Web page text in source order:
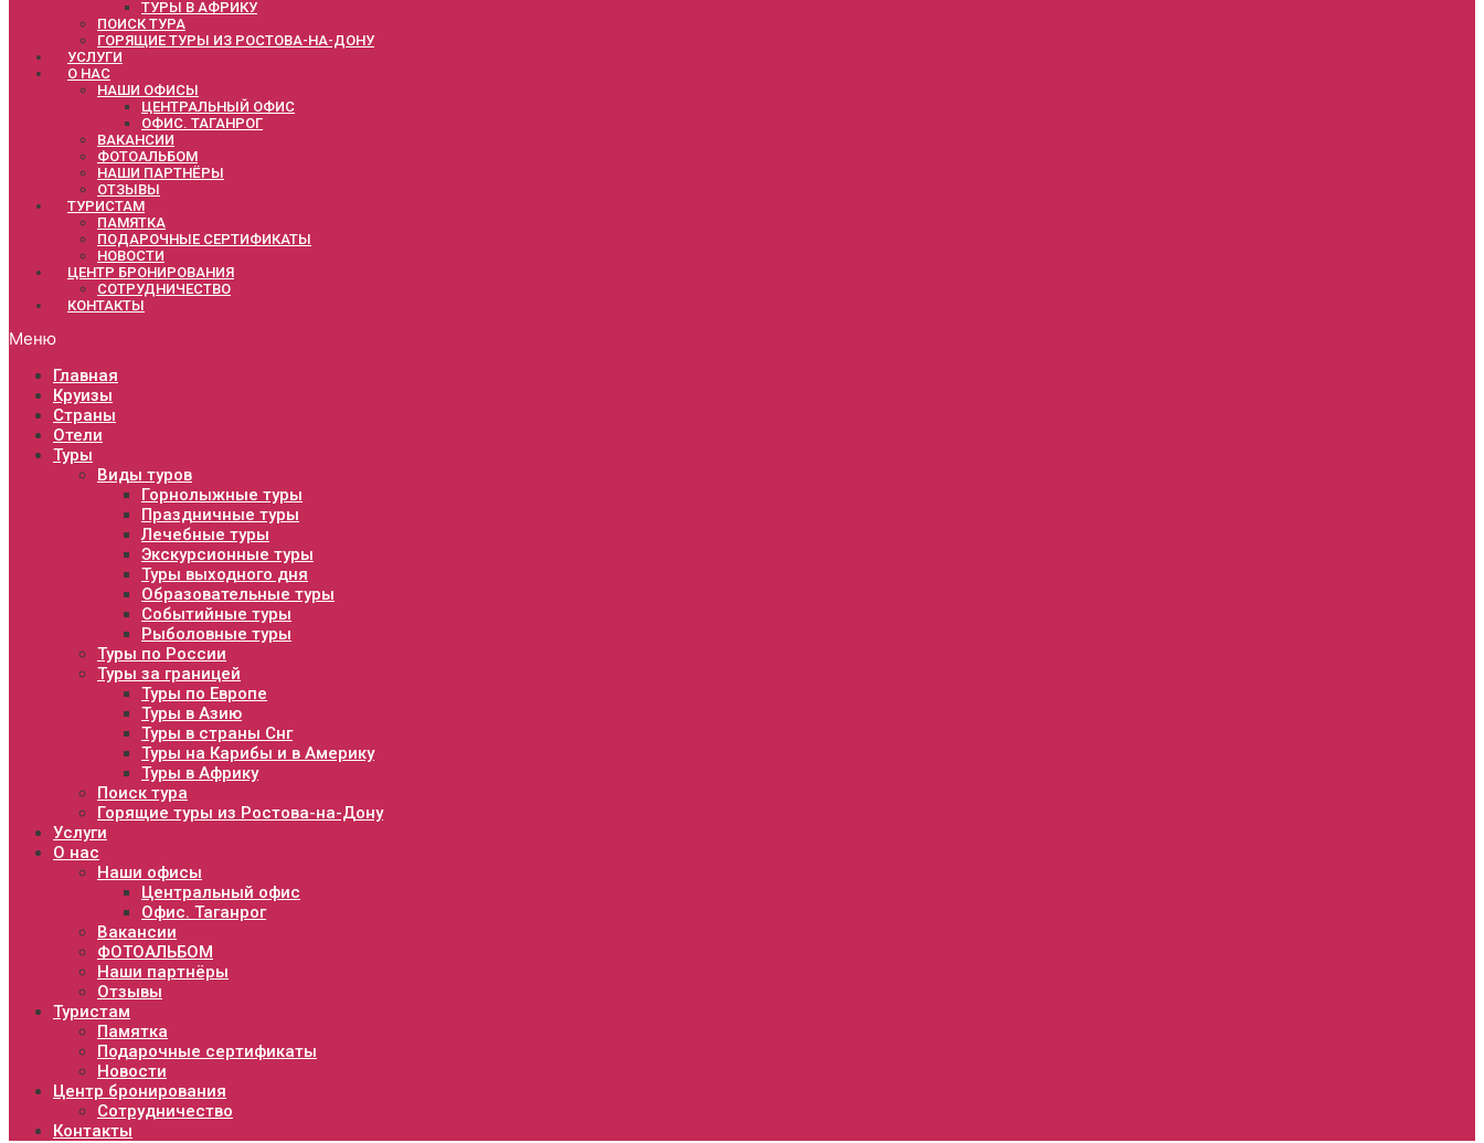
ТУРЫ В АФРИКУ
ПОИСК ТУРА
ГОРЯЩИЕ ТУРЫ ИЗ РОСТОВА-НА-ДОНУ
УСЛУГИ
О НАС
НАШИ ОФИСЫ
ЦЕНТРАЛЬНЫЙ ОФИС
ОФИС. ТАГАНРОГ
ВАКАНСИИ
ФОТОАЛЬБОМ
НАШИ ПАРТНЁРЫ
ОТЗЫВЫ
ТУРИСТАМ
ПАМЯТКА
ПОДАРОЧНЫЕ СЕРТИФИКАТЫ
НОВОСТИ
ЦЕНТР БРОНИРОВАНИЯ
СОТРУДНИЧЕСТВО
КОНТАКТЫ
Меню
Главная
Круизы
Страны
Отели
Туры
Виды туров
Горнолыжные туры
Праздничные туры
Лечебные туры
Экскурсионные туры
Туры выходного дня
Образовательные туры
Событийные туры
Рыболовные туры
Туры по России
Туры за границей
Туры по Европе
Туры в Азию
Туры в страны Снг
Туры на Карибы и в Америку
Туры в Африку
Поиск тура
Горящие туры из Ростова-на-Дону
Услуги
О нас
Наши офисы
Центральный офис
Офис. Таганрог
Вакансии
ФОТОАЛЬБОМ
Наши партнёры
Отзывы
Туристам
Памятка
Подарочные сертификаты
Новости
Центр бронирования
Сотрудничество
Контакты